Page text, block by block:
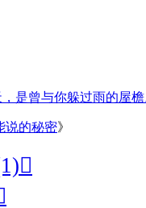
是曾与你躲过雨的屋檐
说的秘密》
